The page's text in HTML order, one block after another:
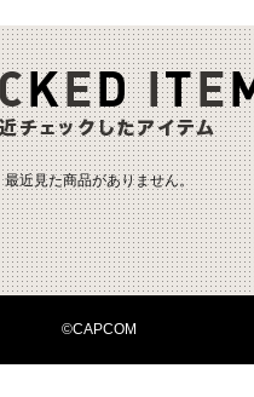
最近見た商品がありません。
©CAPCOM